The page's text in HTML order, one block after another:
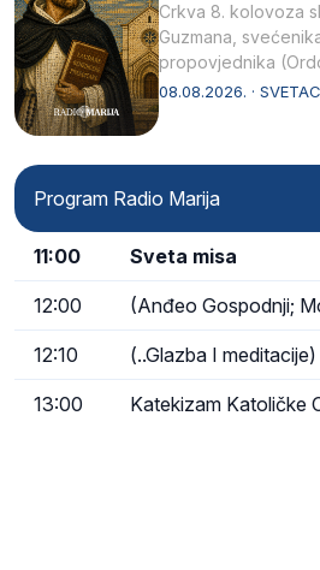
Crkva 8. kolovoza
Guzmana,
propovjednika
Svojim životom,
08.08.2026. ·
Program Radio Marija
11:00 Sveta misa
12:00 (Anđeo Gospodnji;
12:10 (..Glazba I meditacije)
13:00 Katekizam Katoličke